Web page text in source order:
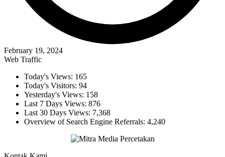
February 19, 2024
Web Traffic
Today's Views: 165
Today's Visitors: 94
Yesterday's Views: 158
Last 7 Days Views: 876
Last 30 Days Views: 7,368
Overview of Search Engine Referrals: 4,240